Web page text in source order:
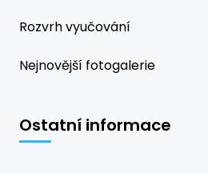
Rozvrh vyučování
Nejnovější fotogalerie
Ostatní informace